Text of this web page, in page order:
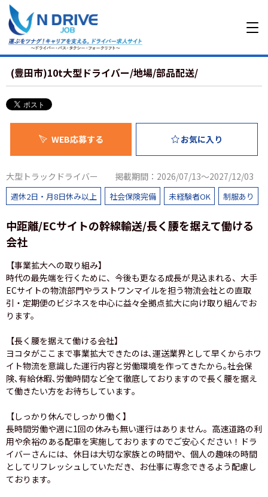
(豊田市)10t大型ドライバー/地場/部品配送/
WEB応募する お気に入り
大型トラックドライバー 掲載期間：2026/07/13～2027/12/03
週休2日・月8日休み以上 社会保険完備 未経験者OK 制服あり
中距離/ECサイトの幹線輸送/長く腰を据えて働ける
会社
【事業拡大への取り組み】
時代の最先端を行くために、今後も更なる成長が見込まれる、大手
ECサイトの物流部門やラストワンマイルを担う物流会社との直取
引・定期便のビジネスを中心に益々全拠点拡大に向け取り組んでお
ります。
【長く腰を据えて働ける会社】
ヨコタがここまで事業拡大できたのは､運送業界として早くからホワ
イト物流を意識した運行内容と労働環境を作ってきたから｡社会保
険､有給休暇､労働時間など全て徹底しておりますので長く腰を据え
て働きたい方をお待ちしています｡
【しっかり休んでしっかり働く】
長時間労働や週に1回の休みも無い運行はありません。高速道路の利
用や余裕のある配車を実施しておりますのでご安心ください！ドラ
イバーさんには、休日は大切な家族との時間や、個人の趣味の時間
としてリフレッシュしていただき、お仕事に専念できるよう配慮し
ております。